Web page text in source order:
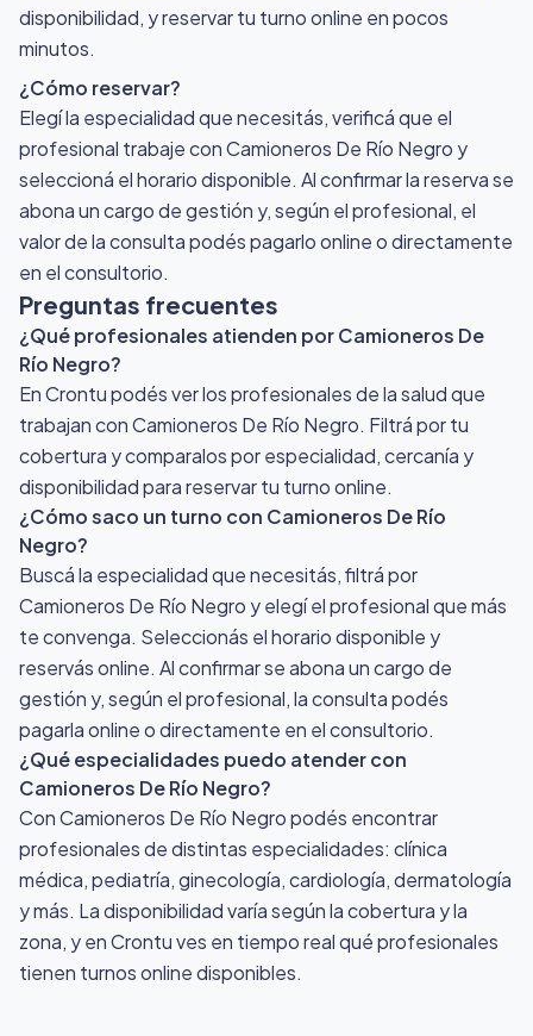
disponibilidad, y reservar tu turno online en pocos
minutos.
¿Cómo reservar?
Elegí la especialidad que necesitás, verificá que el
profesional trabaje con Camioneros De Río Negro y
seleccioná el horario disponible. Al confirmar la reserva se
abona un cargo de gestión y, según el profesional, el
valor de la consulta podés pagarlo online o directamente
en el consultorio.
Preguntas frecuentes
¿Qué profesionales atienden por Camioneros De
Río Negro?
En Crontu podés ver los profesionales de la salud que
trabajan con Camioneros De Río Negro. Filtrá por tu
cobertura y comparalos por especialidad, cercanía y
disponibilidad para reservar tu turno online.
¿Cómo saco un turno con Camioneros De Río
Negro?
Buscá la especialidad que necesitás, filtrá por
Camioneros De Río Negro y elegí el profesional que más
te convenga. Seleccionás el horario disponible y
reservás online. Al confirmar se abona un cargo de
gestión y, según el profesional, la consulta podés
pagarla online o directamente en el consultorio.
¿Qué especialidades puedo atender con
Camioneros De Río Negro?
Con Camioneros De Río Negro podés encontrar
profesionales de distintas especialidades: clínica
médica, pediatría, ginecología, cardiología, dermatología
y más. La disponibilidad varía según la cobertura y la
zona, y en Crontu ves en tiempo real qué profesionales
tienen turnos online disponibles.